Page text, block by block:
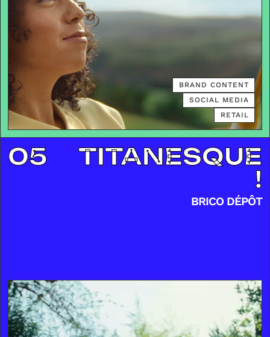
BRAND CONTENT
SOCIAL MEDIA
RETAIL
05
TITANESQUE
!
BRICO DÉPÔT